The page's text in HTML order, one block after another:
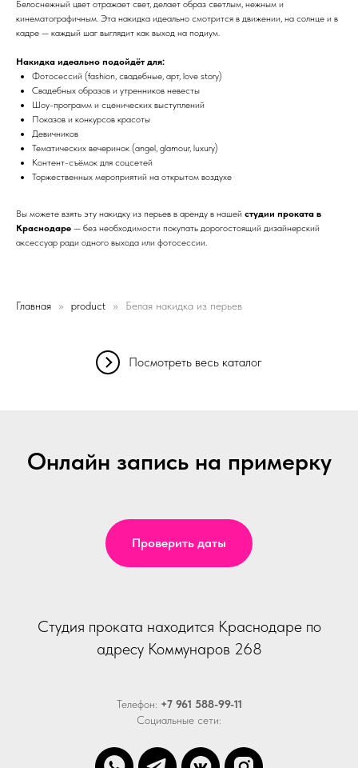
Белоснежный цвет отражает свет, делает образ светлым, нежным и
кинематографичным. Эта накидка идеально смотрится в движении, на солнце и в
кадре — каждый шаг выглядит как выход на подиум.
Накидка идеально подойдёт для:
Фотосессий (fashion, свадебные, арт, love story)
Свадебных образов и утренников невесты
Шоу-программ и сценических выступлений
Показов и конкурсов красоты
Девичников
Тематических вечеринок (angel, glamour, luxury)
Контент-съёмок для соцсетей
Торжественных мероприятий на открытом воздухе
Вы можете взять эту накидку из перьев в аренду в нашей студии проката в
Краснодаре — без необходимости покупать дорогостоящий дизайнерский
аксессуар ради одного выхода или фотосессии.
Главная product Белая накидка из перьев
Посмотреть весь каталог
Онлайн запись на примерку
Проверить даты
Студия проката находится Краснодаре по
адресу Коммунаров 268
Телефон: +7 961 588-99-11
Социальные сети: